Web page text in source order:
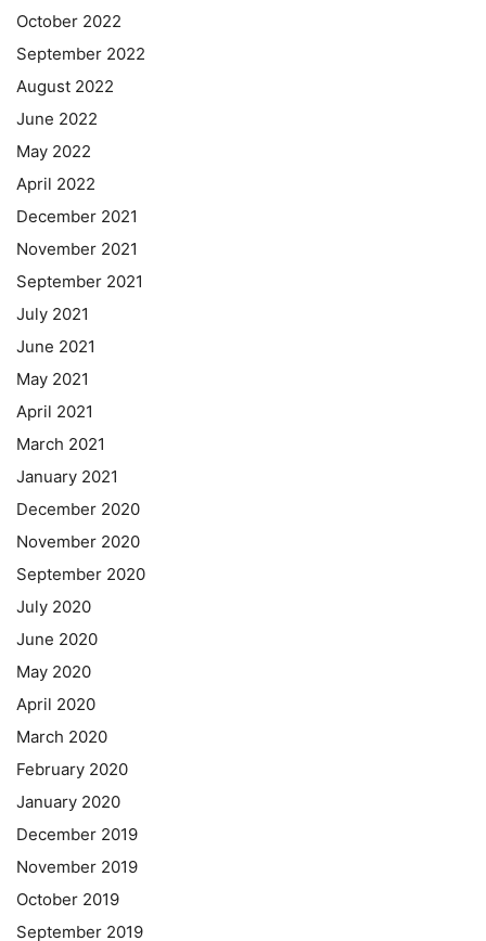
October 2022
September 2022
August 2022
June 2022
May 2022
April 2022
December 2021
November 2021
September 2021
July 2021
June 2021
May 2021
April 2021
March 2021
January 2021
December 2020
November 2020
September 2020
July 2020
June 2020
May 2020
April 2020
March 2020
February 2020
January 2020
December 2019
November 2019
October 2019
September 2019